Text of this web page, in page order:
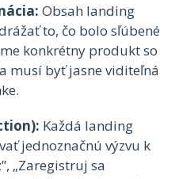
Obsah landing
to, čo bolo sľúbené
konkrétny produkt so
musí byť jasne viditeľná
Každá landing
jednoznačnú výzvu k
„Zaregistruj sa